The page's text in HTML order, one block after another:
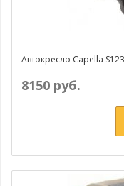
Автокресло Capella
8150 руб.